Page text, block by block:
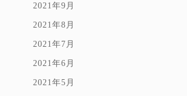
2021年9月
2021年8月
2021年7月
2021年6月
2021年5月